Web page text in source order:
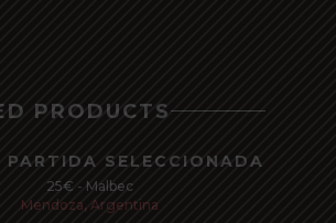
PRODUCTS
PARTIDA SELECCIONADA
25€ - Malbec
Mendoza, Argentina